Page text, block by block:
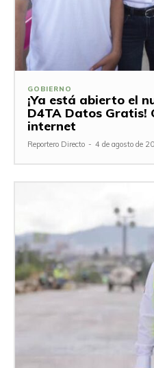
GOBIERNO
¡Ya está abierto el
D4TA Datos Gratis!
internet
Reportero Directo - 4 de agosto de